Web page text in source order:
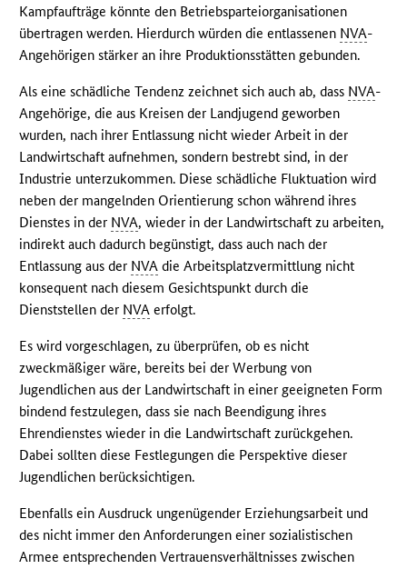
Kampfaufträge könnte den Betriebsparteiorganisationen
übertragen werden. Hierdurch würden die entlassenen NVA-
Angehörigen stärker an ihre Produktionsstätten gebunden.
Als eine schädliche Tendenz zeichnet sich auch ab, dass NVA-
Angehörige, die aus Kreisen der Landjugend geworben
wurden, nach ihrer Entlassung nicht wieder Arbeit in der
Landwirtschaft aufnehmen, sondern bestrebt sind, in der
Industrie unterzukommen. Diese schädliche Fluktuation wird
neben der mangelnden Orientierung schon während ihres
Dienstes in der NVA, wieder in der Landwirtschaft zu arbeiten,
indirekt auch dadurch begünstigt, dass auch nach der
Entlassung aus der NVA die Arbeitsplatzvermittlung nicht
konsequent nach diesem Gesichtspunkt durch die
Dienststellen der NVA erfolgt.
Es wird vorgeschlagen, zu überprüfen, ob es nicht
zweckmäßiger wäre, bereits bei der Werbung von
Jugendlichen aus der Landwirtschaft in einer geeigneten Form
bindend festzulegen, dass sie nach Beendigung ihres
Ehrendienstes wieder in die Landwirtschaft zurückgehen.
Dabei sollten diese Festlegungen die Perspektive dieser
Jugendlichen berücksichtigen.
Ebenfalls ein Ausdruck ungenügender Erziehungsarbeit und
des nicht immer den Anforderungen einer sozialistischen
Armee entsprechenden Vertrauensverhältnisses zwischen